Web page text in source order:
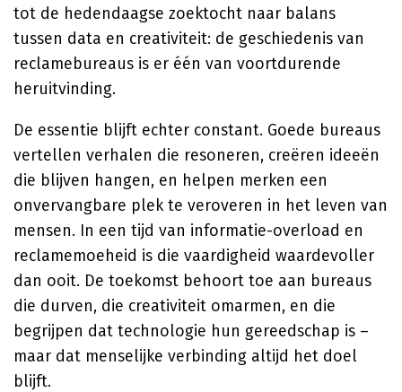
tot de hedendaagse zoektocht naar balans
tussen data en creativiteit: de geschiedenis van
reclamebureaus is er één van voortdurende
heruitvinding.
De essentie blijft echter constant. Goede bureaus
vertellen verhalen die resoneren, creëren ideeën
die blijven hangen, en helpen merken een
onvervangbare plek te veroveren in het leven van
mensen. In een tijd van informatie-overload en
reclamemoeheid is die vaardigheid waardevoller
dan ooit. De toekomst behoort toe aan bureaus
die durven, die creativiteit omarmen, en die
begrijpen dat technologie hun gereedschap is –
maar dat menselijke verbinding altijd het doel
blijft.